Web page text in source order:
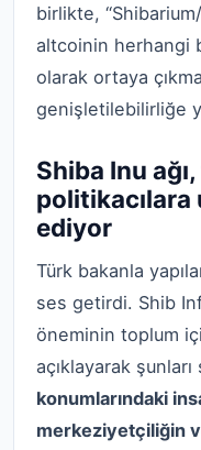
birlikte,
altcoinin herhangi
olarak ortaya
genişletilebilirliğe
Shiba Inu
ediyor
Türk bakanla
ses getirdi. Shib
öneminin toplum
açıklayarak
konumlarındaki
merkeziyetçiliğin